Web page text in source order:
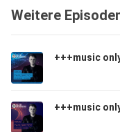
SoundCloud, iTunes
Bio️. Abonnieren nicht
SUPPORT US
Weitere